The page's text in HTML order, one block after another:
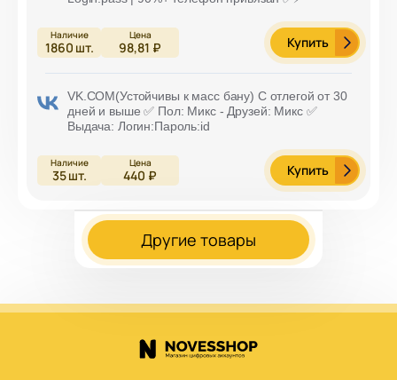
1860 шт. 98,81 ₽ Купить
VK.COM(Устойчивы к масс бану) С отлегой от 30
дней и выше ✅ Пол: Микс - Друзей: Микс ✅
Выдача: Логин:Пароль:id
35шт. 440 ₽ Купить
Другие товары